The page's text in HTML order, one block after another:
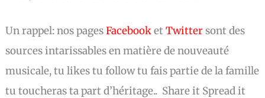
Un rappel: nos pagesFacebooketTwittersont des
sources intarissables en matière de nouveauté
musicale, tu likes tu follow tu fais partie de la famille
tu toucheras ta part d’héritage.. Share it Spread it